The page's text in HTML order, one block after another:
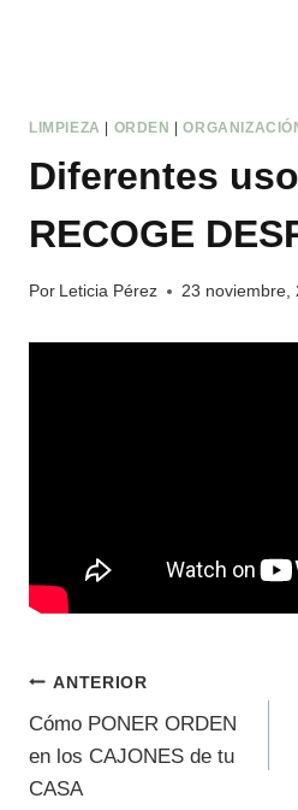
LIMPIEZA | ORDEN |
Diferentes
RECOGE
Por Leticia Pérez 23 noviembre,
ANTERIOR
Cómo PONER ORDEN
en los CAJONES de tu
CASA